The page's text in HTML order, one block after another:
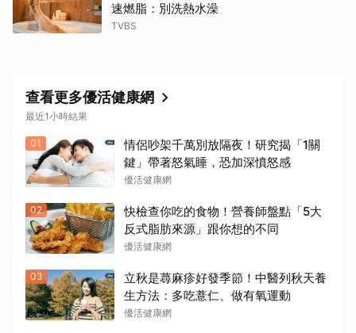
速燃脂：別洗熱水澡
TVBS
查看更多優活健康網
最近1小時結果
01
情侶吵架千萬別放隔夜！研究揭「1關
鍵」帶著怒氣睡，恐加深憤怒感
優活健康網
02
快檢查你吃的食物！營養師盤點「5大
反式脂肪來源」跟你想的不同
優活健康網
03
立秋是蕁麻疹好發季節！中醫列秋天養
生方法：多吃薏仁、做有氧運動
優活健康網